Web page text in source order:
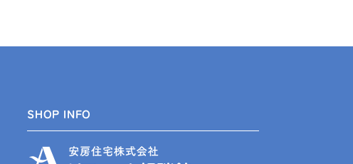
SHOP INFO